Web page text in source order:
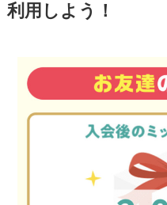
利用しよう！